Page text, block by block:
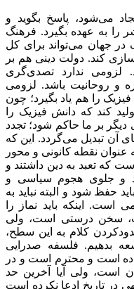
می‌شود، پاسخ بگوید و
را به عهده بگیرد. فرهنگ
در جهان می‌تواند برای کل
کند. دولت دینی هم بر
لزومی ندارد تصدی‌گری
و روحانیت باشد. لزومی
را هم یاد بگیرد؛ چون
کند که دانش فیزیک را
دیگر بر ما حاکم شود؛ تجدد
آن تبدیل می‌گردد. این که
نقطه کانونی و محور
که تعبد به دین داشتند و
و جلوی هجوم سیاسی و
حفظ شود و البته نباید به
است. اینکه باید نماز را
سخن درستی است، ولی
کلام به این سطح،
بدهیم. فلسفه صدرایی
است و محترم است و در
است، ولی آیا آخرین حد
در تاریخ ادعا نکرده است